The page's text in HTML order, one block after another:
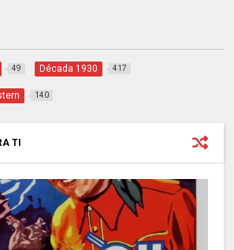
49 Década 1930 417
140
TI